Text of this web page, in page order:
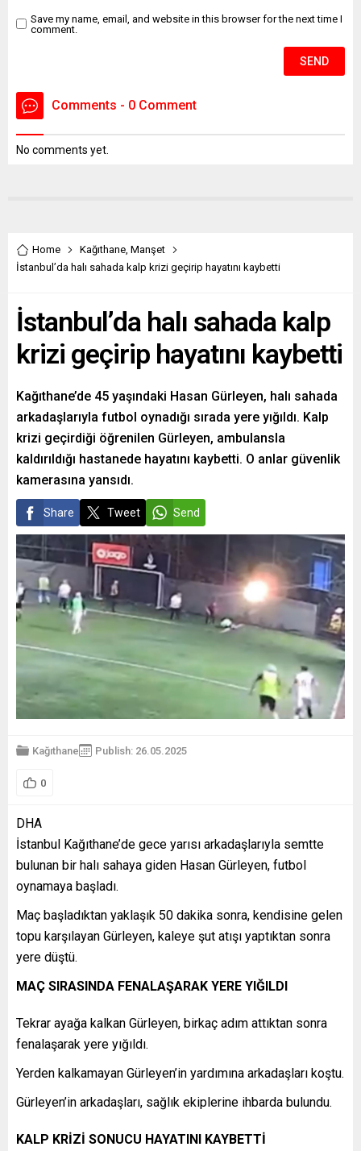
Save my name, email, and website in this browser for the next time I
comment.
Comments - 0 Comment
No comments yet.
Home Kağıthane Manşet
İstanbul’da halı sahada kalp krizi geçirip hayatını kaybetti
İstanbul’da halı sahada kalp
krizi geçirip hayatını kaybetti
Kağıthane’de 45 yaşındaki Hasan Gürleyen, halı sahada
arkadaşlarıyla futbol oynadığı sırada yere yığıldı. Kalp
krizi geçirdiği öğrenilen Gürleyen, ambulansla
kaldırıldığı hastanede hayatını kaybetti. O anlar güvenlik
kamerasına yansıdı.
Share Tweet Send
Kağıthane Publish: 26.05.2025
0
DHA
İstanbul Kağıthane’de gece yarısı arkadaşlarıyla semtte
bulunan bir halı sahaya giden Hasan Gürleyen, futbol
oynamaya başladı.
Maç başladıktan yaklaşık 50 dakika sonra, kendisine gelen
topu karşılayan Gürleyen, kaleye şut atışı yaptıktan sonra
yere düştü.
MAÇ SIRASINDA FENALAŞARAK YERE YIĞILDI
Tekrar ayağa kalkan Gürleyen, birkaç adım attıktan sonra
fenalaşarak yere yığıldı.
Yerden kalkamayan Gürleyen’in yardımına arkadaşları koştu.
Gürleyen’in arkadaşları, sağlık ekiplerine ihbarda bulundu.
KALP KRİZİ SONUCU HAYATINI KAYBETTİ